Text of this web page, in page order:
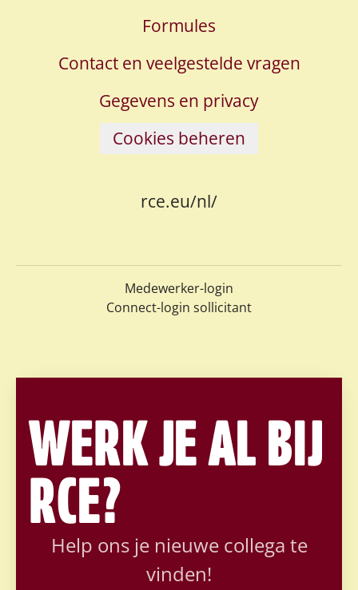
Formules
Contact en veelgestelde vragen
Gegevens en privacy
Cookies beheren
rce.eu/nl/
Medewerker-login
Connect-login sollicitant
WERK JE AL BIJ
RCE?
Help ons je nieuwe collega te
vinden!